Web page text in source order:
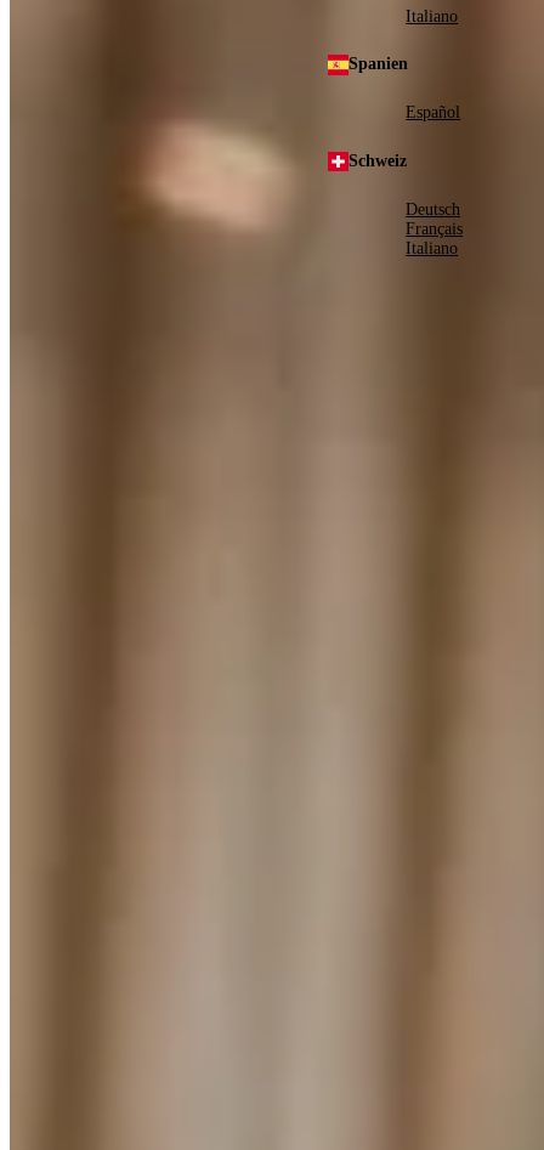
Italiano
Spanien
Español
Schweiz
Deutsch
Français
Italiano